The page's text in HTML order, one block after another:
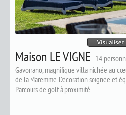
Maison LE VIGNE - 14
Gavorrano, magnifique villa nichée au
de la Maremme. Décoration soignée et
Parcours de golf à proximité.